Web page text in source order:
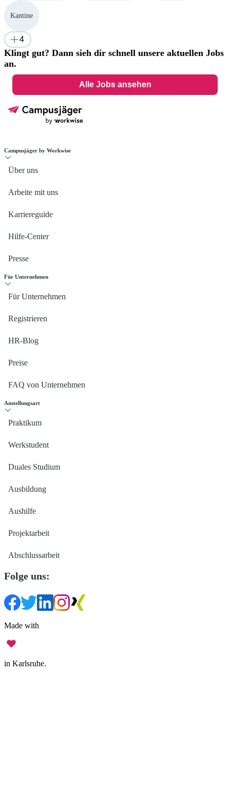
Kantine
4
Klingt gut? Dann sieh dir schnell unsere aktuellen Jobs
an.
Alle Jobs ansehen
Campusjäger by Workwise
Über uns
Arbeite mit uns
Karriereguide
Hilfe-Center
Presse
Für Unternehmen
Für Unternehmen
Registrieren
HR-Blog
Preise
FAQ von Unternehmen
Anstellungsart
Praktikum
Werkstudent
Duales Studium
Ausbildung
Aushilfe
Projektarbeit
Abschlussarbeit
Folge uns:
Made with
in Karlsruhe.